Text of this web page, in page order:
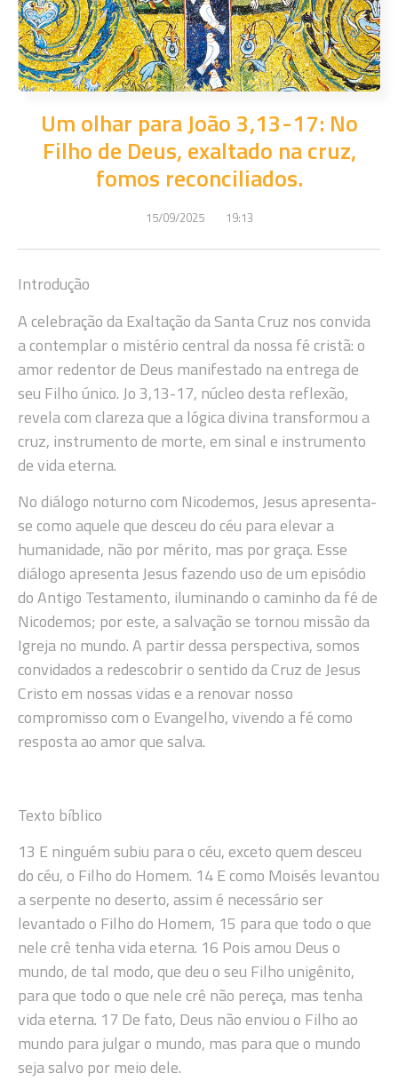
Um olhar para João 3,13-17: No
Filho de Deus, exaltado na cruz,
fomos reconciliados.
15/09/2025 19:13
Introdução
A celebração da Exaltação da Santa Cruz nos convida
a contemplar o mistério central da nossa fé cristã: o
amor redentor de Deus manifestado na entrega de
seu Filho único. Jo 3,13-17, núcleo desta reflexão,
revela com clareza que a lógica divina transformou a
cruz, instrumento de morte, em sinal e instrumento
de vida eterna.
No diálogo noturno com Nicodemos, Jesus apresenta-
se como aquele que desceu do céu para elevar a
humanidade, não por mérito, mas por graça. Esse
diálogo apresenta Jesus fazendo uso de um episódio
do Antigo Testamento, iluminando o caminho da fé de
Nicodemos; por este, a salvação se tornou missão da
Igreja no mundo. A partir dessa perspectiva, somos
convidados a redescobrir o sentido da Cruz de Jesus
Cristo em nossas vidas e a renovar nosso
compromisso com o Evangelho, vivendo a fé como
resposta ao amor que salva.
Texto bíblico
13 E ninguém subiu para o céu, exceto quem desceu
do céu, o Filho do Homem. 14 E como Moisés levantou
a serpente no deserto, assim é necessário ser
levantado o Filho do Homem, 15 para que todo o que
nele crê tenha vida eterna. 16 Pois amou Deus o
mundo, de tal modo, que deu o seu Filho unigênito,
para que todo o que nele crê não pereça, mas tenha
vida eterna. 17 De fato, Deus não enviou o Filho ao
mundo para julgar o mundo, mas para que o mundo
seja salvo por meio dele.